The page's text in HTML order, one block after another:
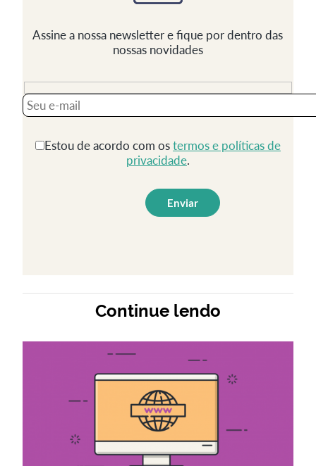
Assine a nossa newsletter e fique por dentro das
nossas novidades
Estou de acordo com ostermos e políticas de
privacidade.
Continue lendo